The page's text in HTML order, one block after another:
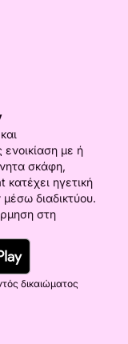
με ή
σκάφη,
ηγετική
διαδικτύου.
στη
δικαιώματος